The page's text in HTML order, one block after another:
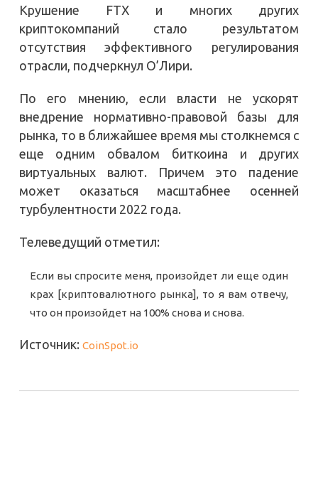
Крушение FTX и многих других
криптокомпаний стало результатом
отсутствия эффективного регулирования
отрасли, подчеркнул О’Лири.
По его мнению, если власти не ускорят
внедрение нормативно-правовой базы для
рынка, то в ближайшее время мы столкнемся с
еще одним обвалом биткоина и других
виртуальных валют. Причем это падение
может оказаться масштабнее осенней
турбулентности 2022 года.
Телеведущий отметил:
Если вы спросите меня, произойдет ли еще один
крах [криптовалютного рынка], то я вам отвечу,
что он произойдет на 100% снова и снова.
Источник: CoinSpot.io